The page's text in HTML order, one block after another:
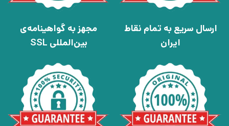
ارسال سریع به تمام نقاط
ایران
مجهز به گواهینامه‌ی
بین‌المللی SSL